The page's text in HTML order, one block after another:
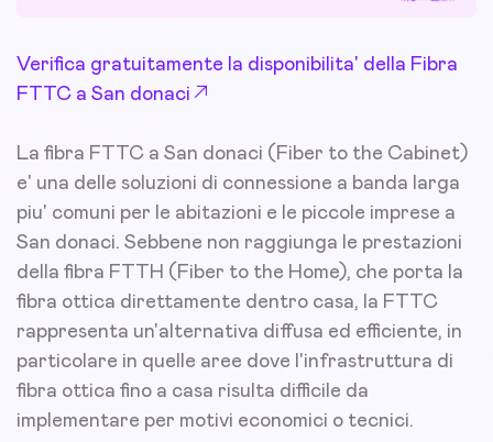
Verifica gratuitamente la disponibilita' della Fibra
FTTC a San donaci
La fibra FTTC a San donaci (Fiber to the Cabinet)
e' una delle soluzioni di connessione a banda larga
piu' comuni per le abitazioni e le piccole imprese a
San donaci. Sebbene non raggiunga le prestazioni
della fibra FTTH (Fiber to the Home), che porta la
fibra ottica direttamente dentro casa, la FTTC
rappresenta un'alternativa diffusa ed efficiente, in
particolare in quelle aree dove l'infrastruttura di
fibra ottica fino a casa risulta difficile da
implementare per motivi economici o tecnici.